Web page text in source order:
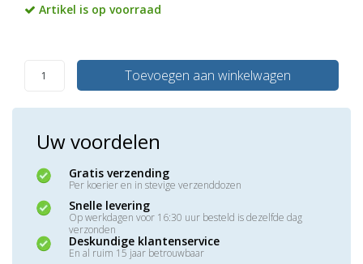
Artikel is op voorraad
Toevoegen aan winkelwagen
Uw voordelen
Gratis verzending
Per koerier en in stevige verzenddozen
Snelle levering
Op werkdagen voor 16:30 uur besteld is dezelfde dag
verzonden
Deskundige klantenservice
En al ruim 15 jaar betrouwbaar